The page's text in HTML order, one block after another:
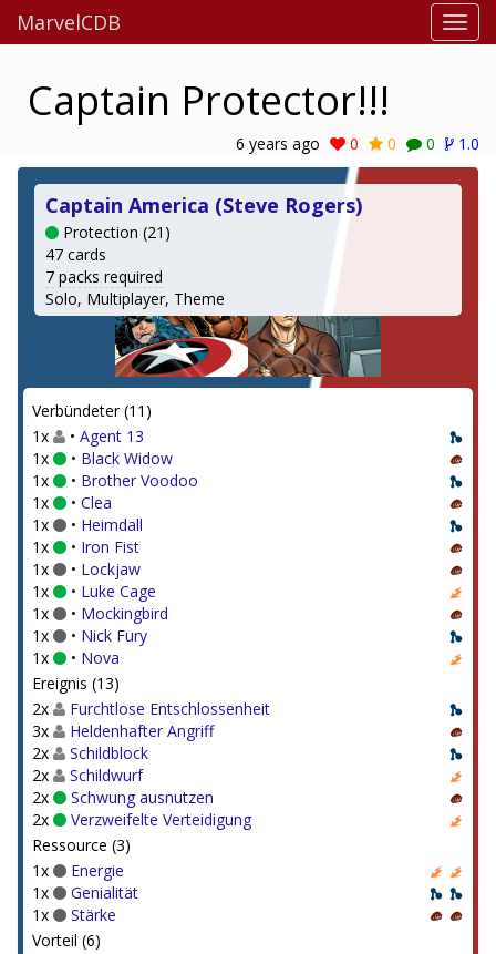
MarvelCDB
Captain Protector!!!
6 years ago 0 0 0 1.0
Captain America (Steve Rogers)
Protection (21)
47 cards
7 packs required
Solo, Multiplayer, Theme
Verbündeter (11)
1x
• Agent 13
1x
• Black Widow
1x
• Brother Voodoo
1x
• Clea
1x
• Heimdall
1x
• Iron Fist
1x
• Lockjaw
1x
• Luke Cage
1x
• Mockingbird
1x
• Nick Fury
1x
• Nova
Ereignis (13)
2x
Furchtlose Entschlossenheit
3x
Heldenhafter Angriff
2x
Schildblock
2x
Schildwurf
2x
Schwung ausnutzen
2x
Verzweifelte Verteidigung
Ressource (3)
1x
Energie
1x
Genialität
1x
Stärke
Vorteil (6)